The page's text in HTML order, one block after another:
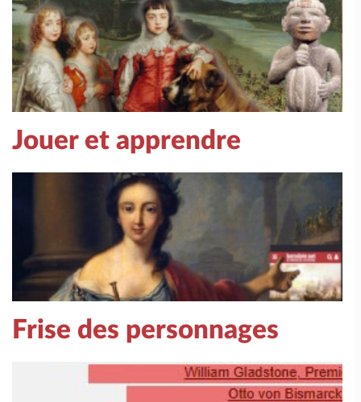
Jouer et apprendre
Frise des personnages